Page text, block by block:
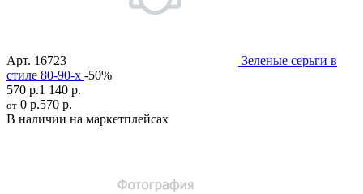
Арт. 16723
Зеленые серьги в
стиле 80-90-х -50%
570 р.1 140 р.
от 0 р.570 р.
В наличии на маркетплейсах